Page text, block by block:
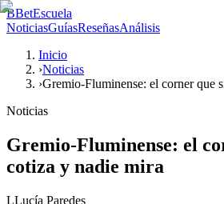
BBetEscuela
NoticiasGuíasReseñasAnálisis
Inicio
›Noticias
›Gremio-Fluminense: el corner que
Noticias
Gremio-Fluminense: el
cotiza y nadie mira
LLucía Paredes